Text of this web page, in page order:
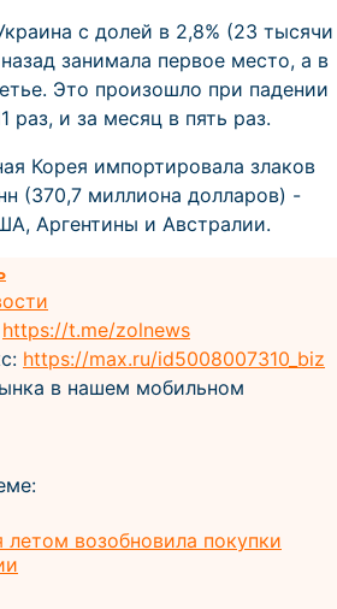
с долей в 2,8% (23 тысячи
занимала первое место, а в
Это произошло при падении
раз, и за месяц в пять раз.
Корея импортировала злаков
(370,7 миллиона долларов) -
Аргентины и Австралии.
https://t.me/zolnews
https://max.ru/id5008007310_biz
в нашем мобильном
летом возобновила покупки